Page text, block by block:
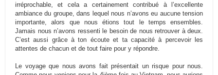
irréprochable, et cela a certainement contribué à l’excellente
ambiance du groupe, dans lequel nous n’avons eu aucune tension
importante, alors que nous étions tout le temps ensembles.
Jamais nous n’avons ressenti le besoin de nous retrouver à deux.
C’est aussi grâce à ton écoute et ta capacité à percevoir les
attentes de chacun et de tout faire pour y répondre.
Le voyage que nous avons fait présentait un risque pour nous.